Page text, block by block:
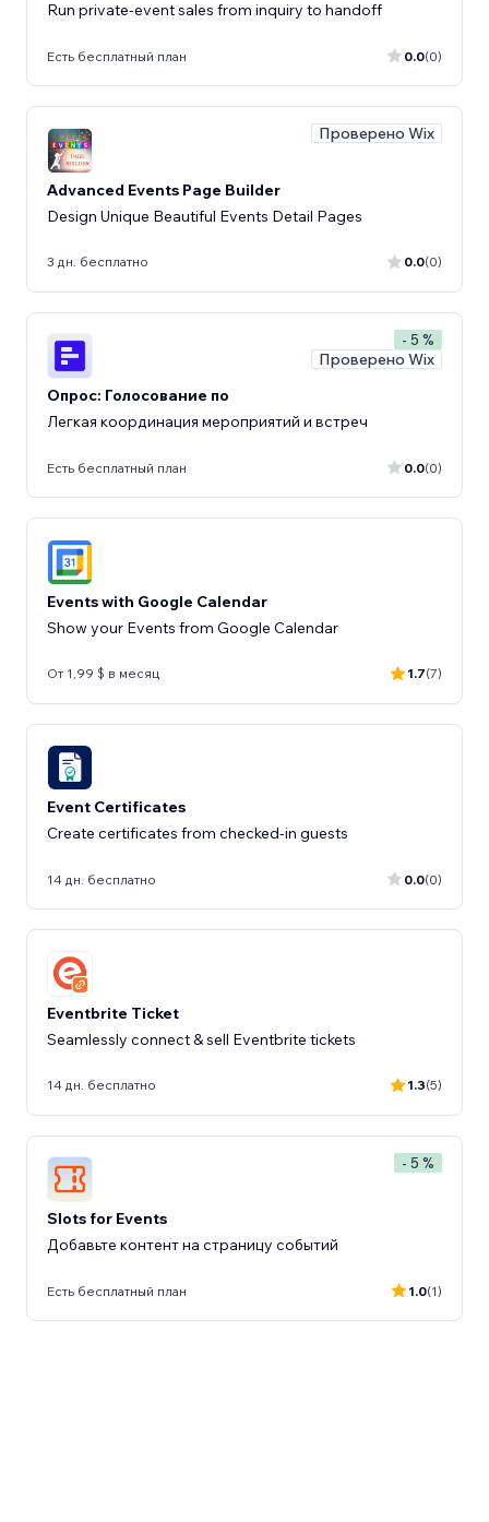
Run private-event sales from inquiry to handoff
Есть бесплатный план 0.0(0)
Проверено Wix
Advanced Events Page Builder
Design Unique Beautiful Events Detail Pages
3 дн. бесплатно 0.0(0)
- 5 %
Проверено Wix
Опрос: Голосование по
Легкая координация мероприятий и встреч
Есть бесплатный план 0.0(0)
Events with Google Calendar
Show your Events from Google Calendar
От 1,99 $ в месяц 1.7(7)
Event Certificates
Create certificates from checked-in guests
14 дн. бесплатно 0.0(0)
Eventbrite Ticket
Seamlessly connect & sell Eventbrite tickets
14 дн. бесплатно 1.3(5)
- 5 %
Slots for Events
Добавьте контент на страницу событий
Есть бесплатный план 1.0(1)